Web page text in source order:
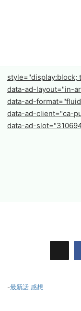
style="display:block;
data-ad-layout="in-
data-ad-
data-ad-client="ca-
data-ad-
-最新話 感想